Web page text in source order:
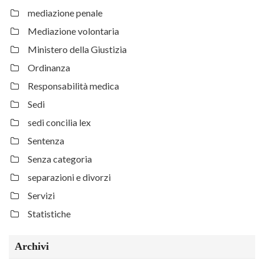
mediazione penale
Mediazione volontaria
Ministero della Giustizia
Ordinanza
Responsabilità medica
Sedi
sedi concilia lex
Sentenza
Senza categoria
separazioni e divorzi
Servizi
Statistiche
Archivi